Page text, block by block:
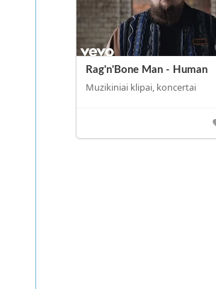
Rag'n'Bone Man - Human
Muzikiniai klipai, koncertai